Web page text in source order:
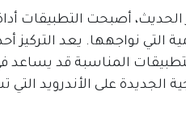
الحديث، أصبحت التطبيقات
التي نواجهها. يعد التركيز
التطبيقات المناسبة قد
على الأندرويد التي